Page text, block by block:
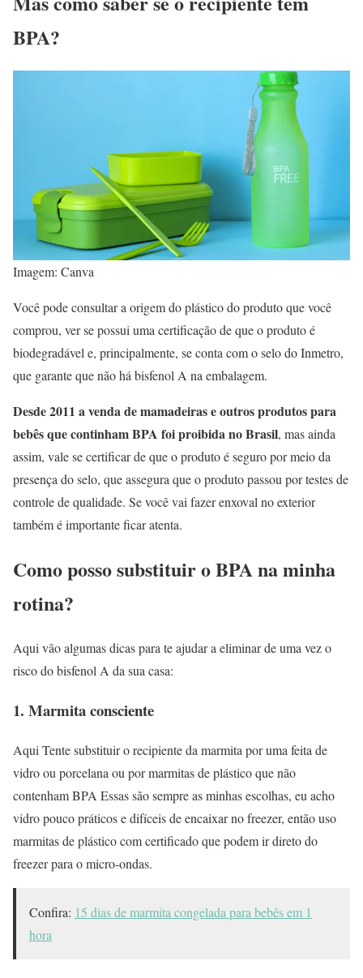
BPA?
Imagem: Canva
Você pode consultar a origem do plástico do produto que você
comprou, ver se possui uma certificação de que o produto é
biodegradável e, principalmente, se conta com o selo do Inmetro,
que garante que não há bisfenol A na embalagem.
Desde 2011 a venda de mamadeiras e outros produtos para
bebês que continham BPA foi proibida no Brasil, mas ainda
assim, vale se certificar de que o produto é seguro por meio da
presença do selo, que assegura que o produto passou por testes de
controle de qualidade. Se você vai fazer enxoval no exterior
também é importante ficar atenta.
Como posso substituir o BPA na minha
rotina?
Aqui vão algumas dicas para te ajudar a eliminar de uma vez o
risco do bisfenol A da sua casa:
1. Marmita consciente
Aqui Tente substituir o recipiente da marmita por uma feita de
vidro ou porcelana ou por marmitas de plástico que não
contenham BPA Essas são sempre as minhas escolhas, eu acho
vidro pouco práticos e difíceis de encaixar no freezer, então uso
marmitas de plástico com certificado que podem ir direto do
freezer para o micro-ondas.
Confira: 15 dias de marmita congelada para bebês em 1
hora